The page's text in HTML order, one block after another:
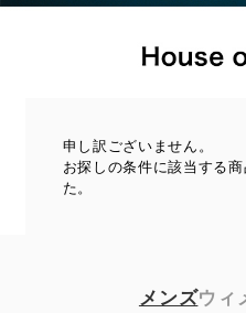
申し訳ございません。
お探しの条件に該当する
た。
メンズウィ